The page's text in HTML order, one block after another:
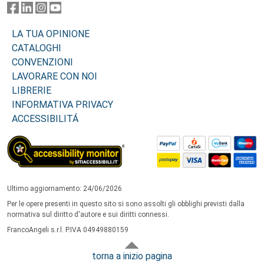
LA TUA OPINIONE
CATALOGHI
CONVENZIONI
LAVORARE CON NOI
LIBRERIE
INFORMATIVA PRIVACY
ACCESSIBILITÁ
Ultimo aggiornamento: 24/06/2026
Per le opere presenti in questo sito si sono assolti gli obblighi previsti dalla
normativa sul diritto d'autore e sui diritti connessi.
FrancoAngeli s.r.l. P.IVA 04949880159
torna a inizio pagina